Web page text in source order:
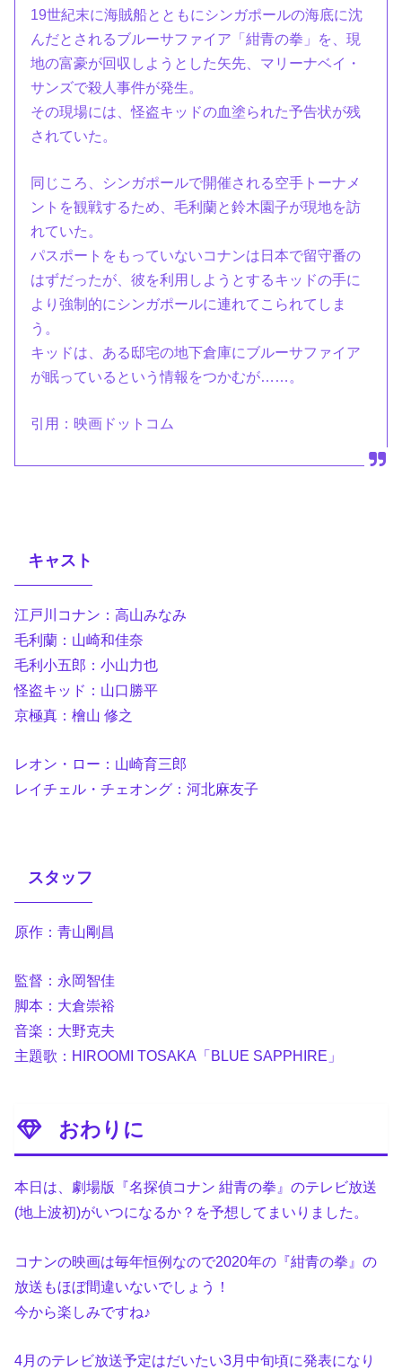
19世紀末に海賊船とともにシンガポールの海底に沈
んだとされるブルーサファイア「紺青の拳」を、現
地の富豪が回収しようとした矢先、マリーナベイ・
サンズで殺人事件が発生。
その現場には、怪盗キッドの血塗られた予告状が残
されていた。
同じころ、シンガポールで開催される空手トーナメ
ントを観戦するため、毛利蘭と鈴木園子が現地を訪
れていた。
パスポートをもっていないコナンは日本で留守番の
はずだったが、彼を利用しようとするキッドの手に
より強制的にシンガポールに連れてこられてしま
う。
キッドは、ある邸宅の地下倉庫にブルーサファイア
が眠っているという情報をつかむが……。
引用：映画ドットコム
キャスト
江戸川コナン：高山みなみ
毛利蘭：山崎和佳奈
毛利小五郎：小山力也
怪盗キッド：山口勝平
京極真：檜山 修之
レオン・ロー：山崎育三郎
レイチェル・チェオング：河北麻友子
スタッフ
原作：青山剛昌
監督：永岡智佳
脚本：大倉崇裕
音楽：大野克夫
主題歌：HIROOMI TOSAKA「BLUE SAPPHIRE」
おわりに
本日は、劇場版『名探偵コナン 紺青の拳』のテレビ放送
(地上波初)がいつになるか？を予想してまいりました。
コナンの映画は毎年恒例なので2020年の『紺青の拳』の
放送もほぼ間違いないでしょう！
今から楽しみですね♪
4月のテレビ放送予定はだいたい3月中旬頃に発表になり